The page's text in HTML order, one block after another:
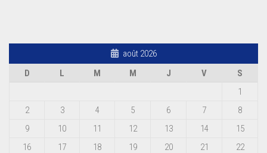
août 2026
D
L M M J V
S
1
2
3 4 5 6 7
8
9
10 11 12 13 14
15
16
17 18 19 20 21
22